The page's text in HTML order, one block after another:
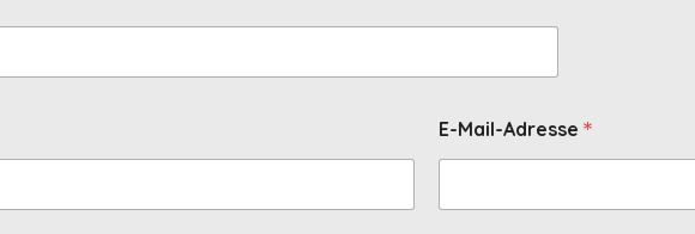
E-Mail-Adresse *